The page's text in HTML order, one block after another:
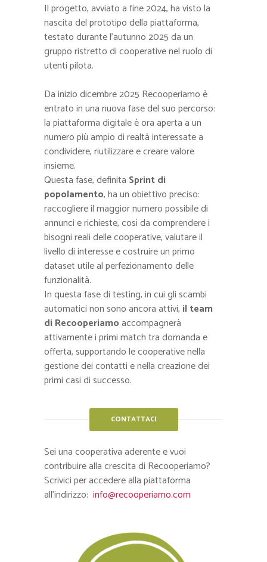
Il progetto, avviato a fine 2024, ha visto la
nascita del prototipo della piattaforma,
testato durante l’autunno 2025 da un
gruppo ristretto di cooperative nel ruolo di
utenti pilota.
Da inizio dicembre 2025 Recooperiamo è
entrato in una nuova fase del suo percorso:
la piattaforma digitale è ora aperta a un
numero più ampio di realtà interessate a
condividere, riutilizzare e creare valore
insieme.
Questa fase, definita Sprint di
popolamento, ha un obiettivo preciso:
raccogliere il maggior numero possibile di
annunci e richieste, così da comprendere i
bisogni reali delle cooperative, valutare il
livello di interesse e costruire un primo
dataset utile al perfezionamento delle
funzionalità.
In questa fase di testing, in cui gli scambi
automatici non sono ancora attivi, il team
di Recooperiamoaccompagnerà
attivamente i primi match tra domanda e
offerta, supportando le cooperative nella
gestione dei contatti e nella creazione dei
primi casi di successo.
CONTATTACI
Sei una cooperativa aderente e vuoi
contribuire alla crescita di Recooperiamo?
Scrivici per accedere alla piattaforma
all’indirizzo: info@recooperiamo.com